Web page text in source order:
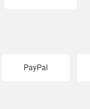
PayPal